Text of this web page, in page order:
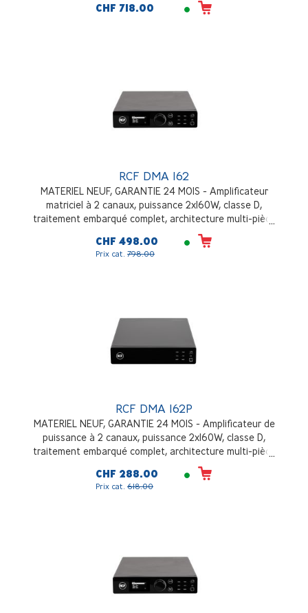
CHF 718.00
RCF DMA 162
MATERIEL NEUF, GARANTIE 24 MOIS - Amplificateur
matriciel à 2 canaux, puissance 2x160W, classe D,
traitement embarqué complet, architecture multi-pièce
flexible et évolutive, installation en desktop ou en rack
CHF 498.00
Prix cat. 798.00
RCF DMA 162P
MATERIEL NEUF, GARANTIE 24 MOIS - Amplificateur de
puissance à 2 canaux, puissance 2x160W, classe D,
traitement embarqué complet, architecture multi-pièce
flexible et évolutive, installation en desktop ou en rack
CHF 288.00
Prix cat. 618.00